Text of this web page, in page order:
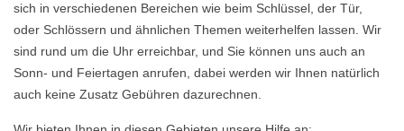
sich in verschiedenen Bereichen wie beim Schlüssel, der Tür,
oder Schlössern und ähnlichen Themen weiterhelfen lassen. Wir
sind rund um die Uhr erreichbar, und Sie können uns auch an
Sonn- und Feiertagen anrufen, dabei werden wir Ihnen natürlich
auch keine Zusatz Gebühren dazurechnen.